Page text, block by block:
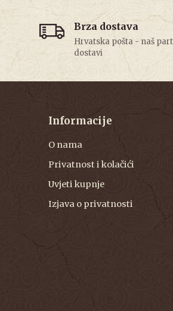
Brza dostava
Hrvatska pošta - naš
dostavi
Informacije
O nama
Privatnost i kolačići
Uvjeti kupnje
Izjava o privatnosti